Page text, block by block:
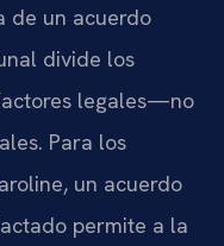
de un acuerdo
divide los
legales—no
Para los
un acuerdo
permite a la